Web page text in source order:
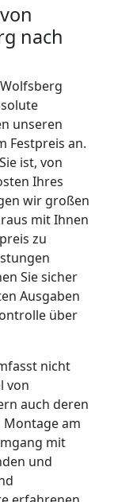
nach
unseren
Festpreis an.
ist, von
Ihres
wir großen
mit Ihnen
zu
Sie sicher
Ausgaben
über
nicht
von
auch deren
am
mit
und